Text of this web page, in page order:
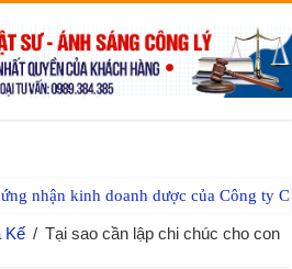
nhận kinh doanh dược của Công ty
Kế / Tại sao cần lập chi chúc cho con